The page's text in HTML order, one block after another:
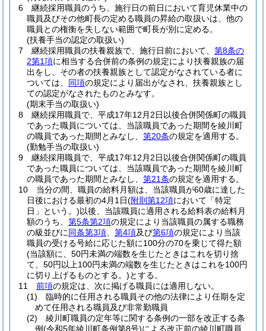
6
継続採用職員のうち、施行日の前日において育児休業中の
職員及びその他町長の定める職員の昇給の取扱いは、他の
職員との権衡を失しない範囲で町長が別に定める。
(扶養手当の認定の取扱い)
7
継続採用職員の扶養親族で、施行日前において、 第8条の
2第1項に相当する合併前の条例の規定により扶養親族の届
出をし、その者の扶養親族として認定がなされている者に
ついては、 同項の規定により届出がなされ、扶養親族とし
ての認定がなされたものとみなす。
(期末手当の取扱い)
8
継続採用職員で、平成17年12月2日以後合併関係町の職員
であった職員については、当該職員であった期間を綾川町
の職員であった期間とみなし、 第20条の規定を適用する。
(勤勉手当の取扱い)
9
継続採用職員で、平成17年12月2日以後合併関係町の職員
であった職員については、当該職員であった期間を綾川町
の職員であった期間とみなし、 第21条の規定を適用する。
10
当分の間、職員の給料月額は、当該職員が60歳に達した
日後における最初の4月1日(附則第12項において「特定
日」という。)以後、当該職員に適用される給料表の給料月
額のうち、 第5条第2項の規定により当該職員の属する職務
の級並びに同条第3項 第4項及び第6項の規定により当該
職員の受ける号給に応じた額に100分の70を乗じて得た額
(当該額に、50円未満の端数を生じたときはこれを切り捨
て、50円以上100円未満の端数を生じたときはこれを100円
に切り上げるものとする。)とする。
11
前項の規定は、次に掲げる職員には適用しない。
(1)
臨時的に任用される職員その他の法律により任期を定
めて任用される職員及び非常勤職員
(2)
綾川町職員の定年等に関する条例の一部を改正する条
例(令和5年綾川町条例第8号)による改正前の綾川町職員